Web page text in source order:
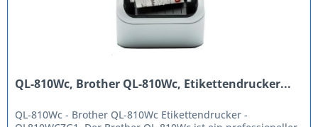
QL-810Wc, Brother QL-810Wc, Etikettendrucker...
QL-810Wc - Brother QL-810Wc Etikettendrucker -